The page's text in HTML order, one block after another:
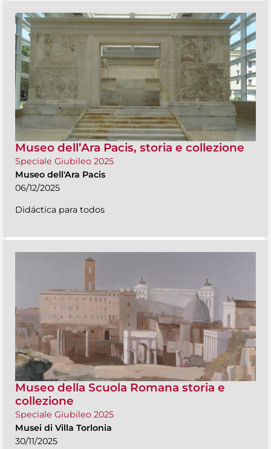
Museo dell’Ara Pacis, storia e collezione
Speciale Giubileo 2025
Museo dell'Ara Pacis
06/12/2025
Didáctica para todos
Museo della Scuola Romana storia e
collezione
Speciale Giubileo 2025
Musei di Villa Torlonia
30/11/2025